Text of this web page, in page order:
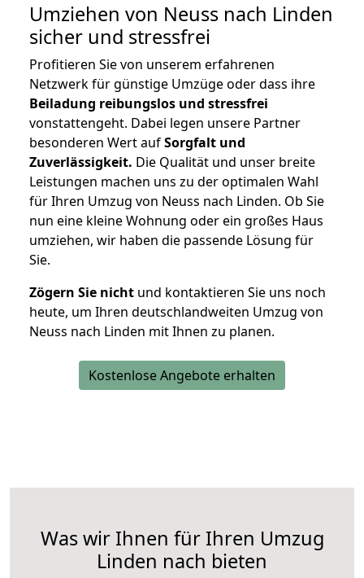
Umziehen von Neuss nach Linden
sicher und stressfrei
Profitieren Sie von unserem erfahrenen
Netzwerk für günstige Umzüge oder dass ihre
Beiladung reibungslos und stressfrei
vonstattengeht. Dabei legen unsere Partner
besonderen Wert aufSorgfalt und
Zuverlässigkeit. Die Qualität und unser breite
Leistungen machen uns zu der optimalen Wahl
für Ihren Umzug von Neuss nach Linden. Ob Sie
nun eine kleine Wohnung oder ein großes Haus
umziehen, wir haben die passende Lösung für
Sie.
Zögern Sie nicht und kontaktieren Sie uns noch
heute, um Ihren deutschlandweiten Umzug von
Neuss nach Linden mit Ihnen zu planen.
Kostenlose Angebote erhalten
Was wir Ihnen für Ihren Umzug
Linden nach bieten